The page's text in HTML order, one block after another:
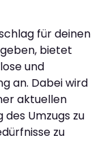
für deinen
bietet
und
an. Dabei wird
aktuellen
Umzugs zu
zu